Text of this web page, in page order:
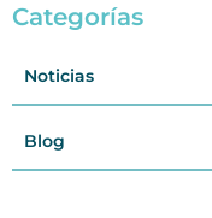
Categorías
Noticias
Blog